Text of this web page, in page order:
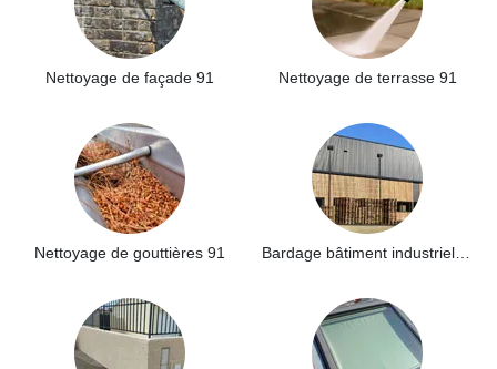
Nettoyage de façade 91 Nettoyage de terrasse 91
Nettoyage de gouttières 91